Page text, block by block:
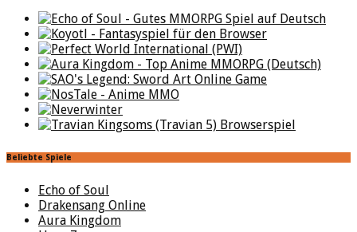
Beliebte Spiele
Echo of Soul
Drakensang Online
Aura Kingdom